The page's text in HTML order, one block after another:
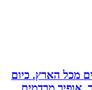
הארץ. כיום